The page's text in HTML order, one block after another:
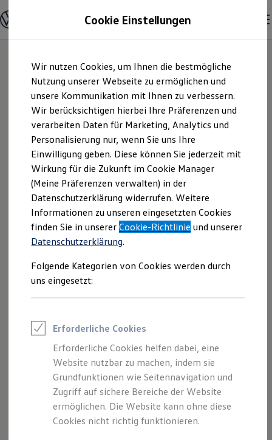
Hauptinhalt
springen
Footer
springen
Modelle & Konfigurator
Nutzfahrzeugkategorien entdecken
Modelle konfigurieren
Vorgängermodelle und Oldtimer
Vorgängermodelle
Oldtimer
Bulli Historie
Branchenlösungen & Gewerbekunden
Umbaulösungen und Hersteller finden
Auf- und Umbauten entdecken & konfigurieren
Groß- und Sonderkunden
Großkunden
Kommunen & Behörden
Journalisten
Sportvereine
Branchenlösungen
Bau & Handwerk
Gewerbliche Personenbeförderung
Service & mobile Werkstätten
Kurier, Logistik & Handel
Feuerwehr
Rettungsdienste
ONE Business ID Vorteile
Fahrzeugsuche & Marktplatz
Digitaler Marktplatz
Kauf & Finanzierung
Online-Fahrzeugbewertung
Aktionen & Angebote
E-Auto-Förderung
Für Privatkunden
Für Gewerbekunden
Profi Paket
TopDeal
Autohaus Gudel-
Ehlers GmbH & Co.
KG | Impressum &
Rechtliches
Hier finden Sie Informationen über die
Autohaus Gudel-Ehlers GmbH & Co. KG
als verantwortliche Anbieterin von
Inhalten und Angeboten, die auf dieser
Impressum
Datenschutzerklärung
Impressum
Cookie Einstellungen
Wir nutzen Cookies, um Ihnen die bestmögliche
Nutzung unserer Webseite zu ermöglichen und
unsere Kommunikation mit Ihnen zu verbessern.
Wir berücksichtigen hierbei Ihre Präferenzen und
verarbeiten Daten für Marketing, Analytics und
Personalisierung nur, wenn Sie uns Ihre
Einwilligung geben. Diese können Sie jederzeit mit
Wirkung für die Zukunft im Cookie Manager
(Meine Präferenzen verwalten) in der
Datenschutzerklärung widerrufen. Weitere
Informationen zu unseren eingesetzten Cookies
finden Sie in unsererCookie-Richtlinie und unserer
Datenschutzerklärung.
Folgende Kategorien von Cookies werden durch
uns eingesetzt:
Erforderliche Cookies
Erforderliche Cookies helfen dabei, eine
Website nutzbar zu machen, indem sie
Grundfunktionen wie Seitennavigation und
Zugriff auf sichere Bereiche der Website
ermöglichen. Die Website kann ohne diese
Cookies nicht richtig funktionieren.